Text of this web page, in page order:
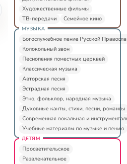
Художественные фильмы
ТВ-передачи
Семейное кино
МУЗЫКА
Богослужебное пение Русской
Колокольный звон
Песнопения поместных церквей
Классическая музыка
Авторская песня
Эстрадная песня
Этно, фольклор, народная музыка
Духовные канты, стихи, песни, романсы
Современная вокальная и
Учебные материалы по музыке и пению
ДЕТЯМ
Просветительское
Развлекательное